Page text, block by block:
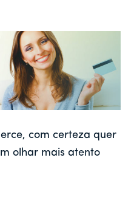
com certeza quer
olhar mais atento